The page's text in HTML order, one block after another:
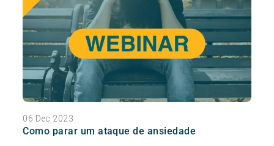
06 Dec 2023
Como parar um ataque de ansiedade